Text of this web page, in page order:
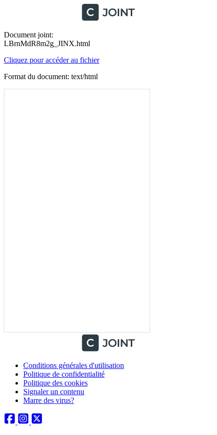
Document joint:
LBrnMdR8m2g_JINX.html
Cliquez pour accéder au fichier
Format du document: text/html
Conditions générales d'utilisation
Politique de confidentialité
Politique des cookies
Signaler un contenu
Marre des virus?